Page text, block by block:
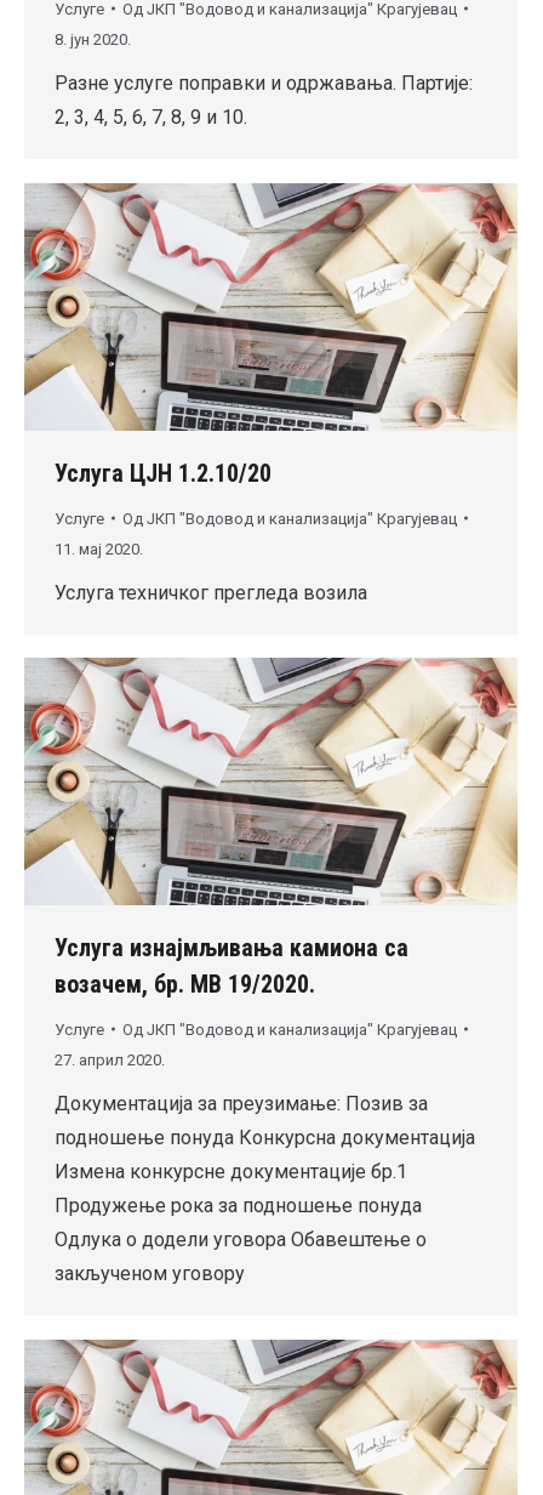
Услуге Од ЈКП "Водовод и канализација" Крагујевац
8. јун 2020.
Разне услуге поправки и одржавања. Партије:
2, 3, 4, 5, 6, 7, 8, 9 и 10.
Услуга ЦЈН 1.2.10/20
Услуге Од ЈКП "Водовод и канализација" Крагујевац
11. мај 2020.
Услуга техничког прегледа возила
Услуга изнајмљивања камиона са
возачем, бр. МВ 19/2020.
Услуге Од ЈКП "Водовод и канализација" Крагујевац
27. април 2020.
Документација за преузимање: Позив за
подношење понуда Конкурсна документација
Измена конкурсне документације бр.1
Продужење рока за подношење понуда
Одлука о додели уговора Обавештење о
закљученом уговору